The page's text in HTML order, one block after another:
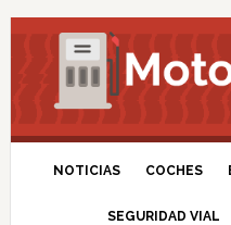
NOTICIAS COCHES
SEGURIDAD VIAL